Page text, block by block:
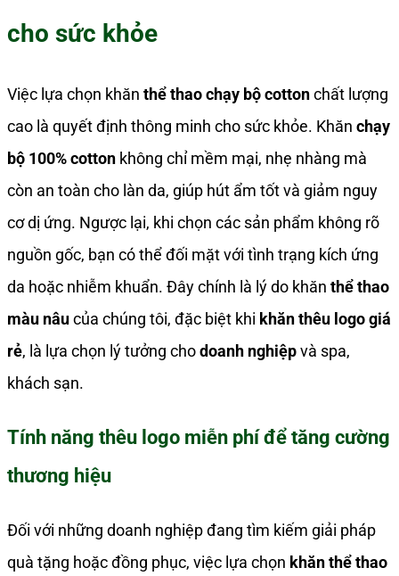
cho sức khỏe
Việc lựa chọn khăn thể thao chạy bộ cottonchất lượng
cao là quyết định thông minh cho sức khỏe. Khăn chạy
bộ 100% cotton không chỉ mềm mại, nhẹ nhàng mà
còn an toàn cho làn da, giúp hút ẩm tốt và giảm nguy
cơ dị ứng. Ngược lại, khi chọn các sản phẩm không rõ
nguồn gốc, bạn có thể đối mặt với tình trạng kích ứng
da hoặc nhiễm khuẩn. Đây chính là lý do khăn thể thao
màu nâucủa chúng tôi, đặc biệt khi khăn thêu logo giá
rẻ, là lựa chọn lý tưởng chodoanh nghiệpvà spa,
khách sạn.
Tính năng thêu logo miễn phí để tăng cường
thương hiệu
Đối với những doanh nghiệp đang tìm kiếm giải pháp
quà tặng hoặc đồng phục, việc lựa chọn khăn thể thao